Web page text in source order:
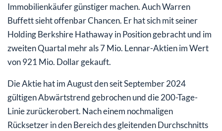
Immobilienkäufer günstiger machen. Auch Warren
Buffett sieht offenbar Chancen. Er hat sich mit seiner
Holding Berkshire Hathaway in Position gebracht und im
zweiten Quartal mehr als 7 Mio. Lennar-Aktien im Wert
von 921 Mio. Dollar gekauft.
Die Aktie hat im August den seit September 2024
gültigen Abwärtstrend gebrochen und die 200-Tage-
Linie zurückerobert. Nach einem nochmaligen
Rücksetzer in den Bereich des gleitenden Durchschnitts